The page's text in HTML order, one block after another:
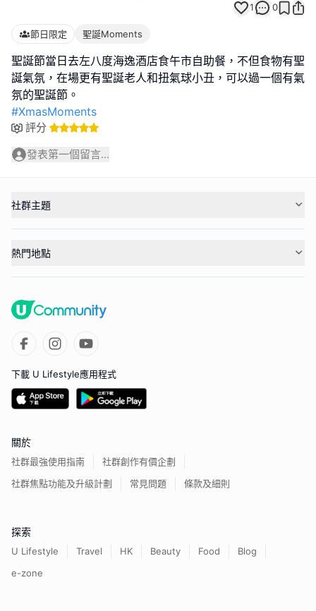
1 0
節日限定 聖誕Moments
聖誕節當日去左八度海逸酒店食午市自助餐，不但食物有聖
誕氣氛，在場更有聖誕老人和扭氣球小丑，可以過一個有氣
#XmasMoments
評分
發表第一個留言...
社群主題
熱門地點
下載 U Lifestyle應用程式
關於
社群最強使用指南
社群創作有價企劃
社群焦點功能及升級計劃
常見問題 條款及細則
探索
U Lifestyle Travel HK Beauty Food
Blog
e-zone